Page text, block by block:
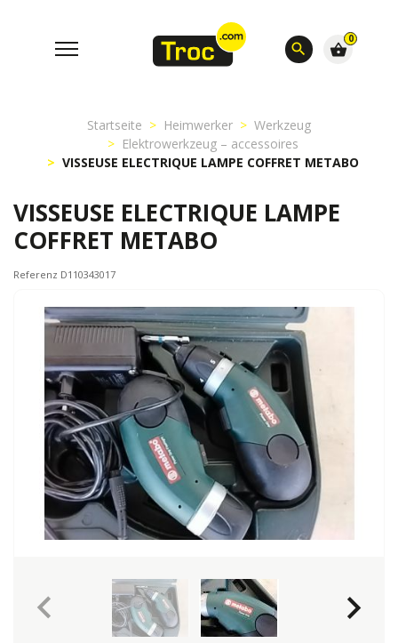
search
0
shopping_basket
Startseite Heimwerker
Werkzeug
Elektrowerkzeug – accessoires
VISSEUSE ELECTRIQUE LAMPE COFFRET METABO
VISSEUSE ELECTRIQUE LAMPE
COFFRET METABO
Referenz D110343017
keyboard_arrow_left keyboard_arrow_right